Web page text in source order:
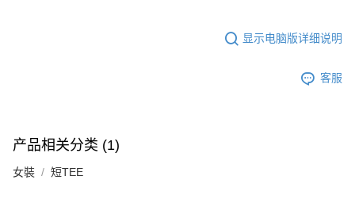
显示电脑版详细说明
客服
产品相关分类 (1)
女裝 短TEE